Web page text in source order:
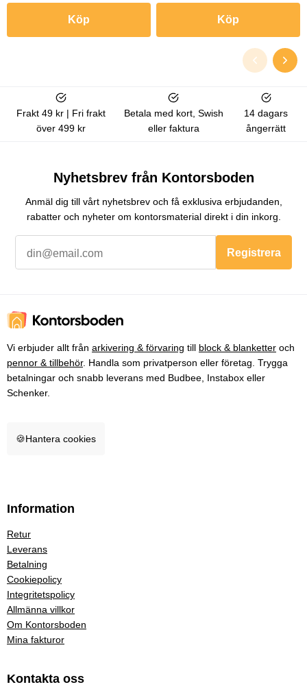
Köp Köp
Frakt 49 kr | Fri frakt
över 499 kr
Betala med kort, Swish
eller faktura
14 dagars
ångerrätt
Nyhetsbrev från Kontorsboden
Anmäl dig till vårt nyhetsbrev och få exklusiva erbjudanden,
rabatter och nyheter om kontorsmaterial direkt i din inkorg.
Registrera
Vi erbjuder allt från arkivering & förvaring till block & blanketter och
pennor & tillbehör. Handla som privatperson eller företag. Trygga
betalningar och snabb leverans med Budbee, Instabox eller
Schenker.
🍪Hantera cookies
Information
Retur
Leverans
Betalning
Cookiepolicy
Integritetspolicy
Allmänna villkor
Om Kontorsboden
Mina fakturor
Kontakta oss